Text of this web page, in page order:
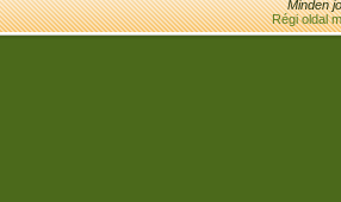
Minden
Régi oldal